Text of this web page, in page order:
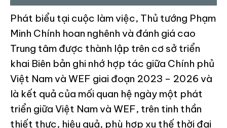
Phát biểu tại cuộc làm việc, Thủ tướng Phạm
Minh Chính hoan nghênh và đánh giá cao
Trung tâm được thành lập trên cơ sở triển
khai Biên bản ghi nhớ hợp tác giữa Chính phủ
Việt Nam và WEF giai đoạn 2023 – 2026 và
là kết quả của mối quan hệ ngày một phát
triển giữa Việt Nam và WEF, trên tinh thần
thiết thực, hiệu quả, phù hợp xu thế thời đại